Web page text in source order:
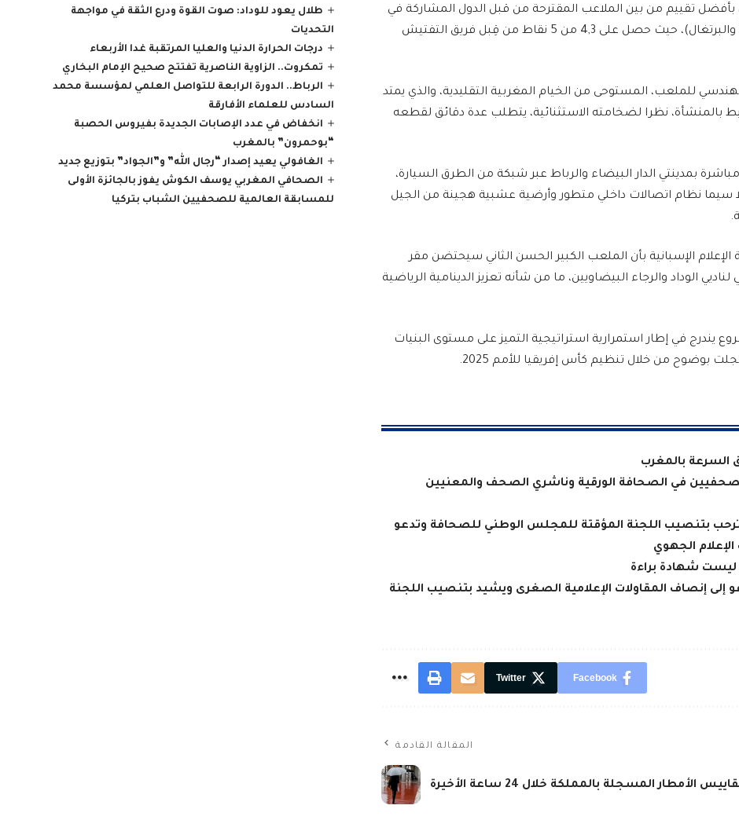
تقييم من بين الملاعب المقترحة من قبل الدول المشاركة في
تنظيم كأس العالم 2030 (المغرب، إسبانيا والبرتغال)، حيث حصل على 4,3 من 5 نقاط من قِبل فريق التفتيش
للملعب، المستوحى من الخيام المغربية التقليدية، والذي يمتد
المحيط بالمنشأة، نظرا لضخامته الاستثنائية، يتطلب عدة دقائق لقطعه
بمدينتي الدار البيضاء والرباط عبر شبكة من الطرق السيارة،
لا سيما نظام اتصالات داخلي متطور وأرضية عشبية هجينة من الجيل
2030، أفادت وسيلة الإعلام الإسبانية بأن الملعب الكبير الحسن الثاني سيحتضن مقر
الوداد والرجاء البيضاويين، ما من شأنه تعزيز الدينامية الرياضية
يندرج في إطار استمرارية استراتيجية التميز على مستوى البنيات
بوضوح من خلال تنظيم كأس إفريقيا للأمم 2025.
السرعة بالمغرب
الصحفيين في الصحافة الورقية وناشري الصحف والمعنيين
بتنصيب اللجنة المؤقتة للمجلس الوطني للصحافة وتدعو
الجهوي
ليست شهادة براءة
إلى إنصاف المقاولات الإعلامية الصغرى ويشيد بتنصيب اللجنة
Facebook
Twitter
المقالة القادمة
الأمطار المسجلة بالمملكة خلال 24 ساعة الأخيرة
طلال يعود للوداد: صوت القوة ودرع الثقة في مواجهة
التحديات
درجات الحرارة الدنيا والعليا المرتقبة غدا الأربعاء
تمكروت.. الزاوية الناصرية تفتتح صحيح الإمام البخاري
الرباط.. الدورة الرابعة للتواصل العلمي لمؤسسة محمد
السادس للعلماء الأفارقة
انخفاض في عدد الإصابات الجديدة بفيروس الحصبة
“بوحمرون” بالمغرب
الغافولي يعيد إصدار “رجال الله” و”الجواد” بتوزيع جديد
الصحافي المغربي يوسف الكوش يفوز بالجائزة الأولى
للمسابقة العالمية للصحفيين الشباب بتركيا